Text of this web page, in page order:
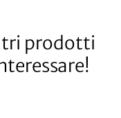
prodotti